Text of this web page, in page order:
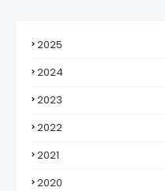
2025
2024
2023
2022
2021
2020